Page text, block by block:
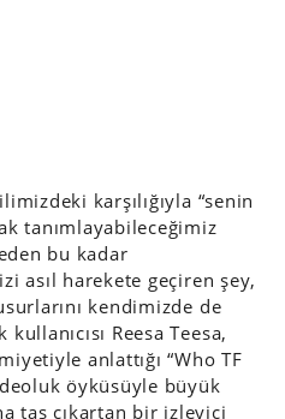
karşılığıyla “senin
tanımlayabileceğimiz
bu kadar
asıl harekete geçiren şey,
kendimizde de
Reesa Teesa,
anlattığı “Who TF
öyküsüyle büyük
taş çıkartan bir izleyici